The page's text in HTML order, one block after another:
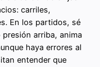
carriles,
En los partidos, sé
arriba, anima
haya errores al
entender que